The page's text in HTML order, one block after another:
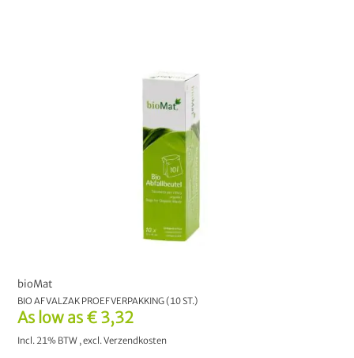
As low as € 3,32
Incl. 21% BTW ,excl.Verzendkosten
bioMat
BIO AFVALZAK PROEFVERPAKKING (10 ST.)